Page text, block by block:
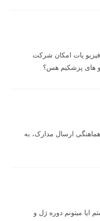
پات امکان شرکت
های پزشکیم هس؟
ارسال مدارک، به
میتونم دوره ژل و